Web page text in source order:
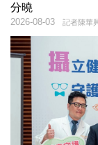
分曉
記者陳華
2026-08-03